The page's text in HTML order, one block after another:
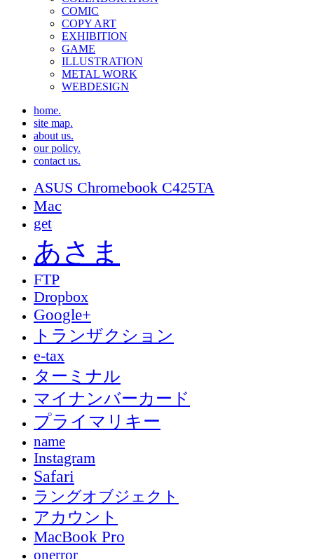
COMIC
COPY ART
EXHIBITION
GAME
ILLUSTRATION
METAL WORK
WEBDESIGN
home.
site map.
about us.
our policy.
contact us.
ASUS Chromebook C425TA
Mac
get
あさま
FTP
Dropbox
Google+
トランザクション
e-tax
ターミナル
マイナンバーカード
プライマリキー
name
Instagram
Safari
ラングオブジェクト
アカウント
MacBook Pro
onerror